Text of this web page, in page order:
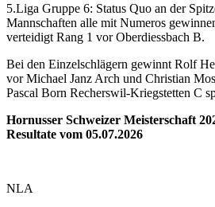
5.Liga Gruppe 6: Status Quo an der
Mannschaften alle mit Numeros
verteidigt Rang 1 vor Oberdiessbach B.
Bei den Einzelschlägern gewinnt Rolf
vor Michael Janz Arch und Christian
Pascal Born Recherswil-Kriegstetten C
Hornusser Schweizer Meisterschaft
Resultate vom 05.07.2026
NLA